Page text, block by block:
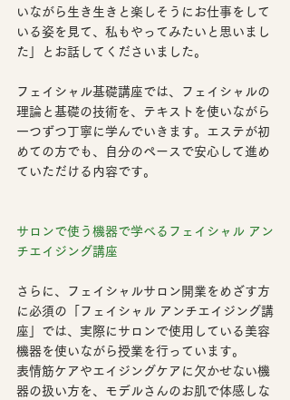
いながら生き生きと楽しそうにお仕事をして
いる姿を見て、私もやってみたいと思いまし
た」とお話してくださいました。
フェイシャル基礎講座では、
フェイシャルの
理論と基礎の技術を、テキストを使いながら
一つずつ丁寧に学んでいきます。エステが初
めての方でも、自分のペースで安心して進め
ていただける内容です。
サロンで使う機器で学べるフェイシャル アン
チエイジング講座
さらに、
フェイシャルサロン開業をめざす方
に必須の「フェイシャル アンチエイジング講
座」 では、実際にサロンで使用している美容
機器を使いながら授業を行っています。
表情筋ケアやエイジングケアに欠かせない機
器の扱い方を、モデルさんのお肌で体感しな